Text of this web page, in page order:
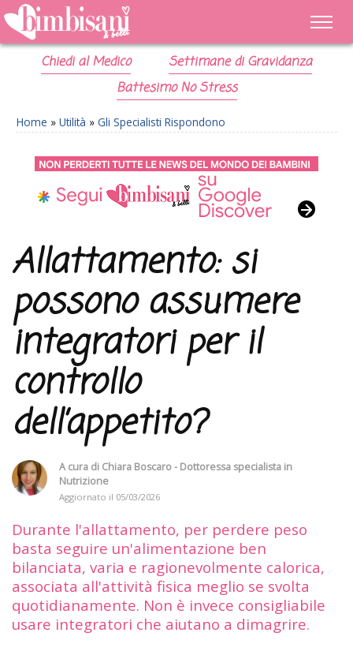
Chiedi al Medico
Settimane di Gravidanza
Battesimo No Stress
Home » Utilità » Gli Specialisti Rispondono
Allattamento: si
possono assumere
integratori per il
controllo
dell’appetito?
A cura di Chiara Boscaro - Dottoressa specialista in
Nutrizione
Aggiornato il 05/03/2026
Durante l'allattamento, per perdere peso
basta seguire un'alimentazione ben
bilanciata, varia e ragionevolmente calorica,
associata all'attività fisica meglio se svolta
quotidianamente. Non è invece consigliabile
usare integratori che aiutano a dimagrire.